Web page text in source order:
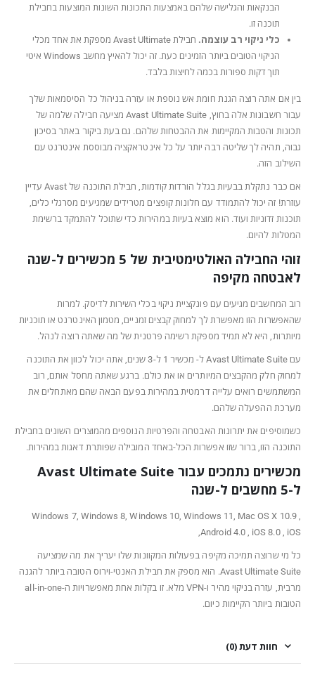
הבנקאות והגלישה שלהם באמצעות התכונות השונות המוצעות בחבילת
תוכנה זו.
כלי ניקוי רב עוצמה.
חבילת Avast Ultimate מספקת את אחד מכלי
הניקוי הטובים ביותר הזמינים כעת. זה יכול להאיץ מחשב Windows איטי
תוך דקות ספורות בכמה לחיצות בלבד.
בין אם אתה רוצה הגנת חומת אש נוספת או עזרה בניהול כל הסיסמאות שלך
עבור חשבונות אלה בחוץ, Avast Ultimate Suite מציעה חבילה שלמה של
תכונות והטבות המקיימות את ההבטחות שלהם. גם בעת ביקור באתר בסיכון
גבוה, תהיה לך שליטה רבה יותר על כל אינטראקציה מבוססת אינטרנט עם
השילוב הזה.
אם כבר נתקלת בבעיות בגלל הורדות קודמות, חבילת התוכנה של Avast עדיין
עוזרת! זה יכול להתמודד עם חלונות קופצים מטרידים שמגיעים מסרגלי כלים,
תוכנות זדוניות ועוד. הוא מוצא בעיות במהירות כדי שתוכל להתמקד ברשימת
המטלות להיום.
זוהי החבילה האולטימטיבית של 5 מכשירים ל-שנה
לאבטחה מקיפה
רוב המחשבים מגיעים עם פונקציית ניקוי בכלי השירות לדיסק. למרות
שהאפשרות הזו מאפשרת לך למחוק קבצים זמניים, מטמון האינטרנט או תוכניות
מיותרות, היא לא תמיד מספקת רשימה פרטנית של מה שאתה רוצה לנהל.
עם Avast Ultimate Suite ל- מכשיר 1 ל-3 שנים, אתה יכול לכוון את התוכנה
למחוק חלק מהקבצים המיותרים או את כולם. ברגע שאתה מחסל אותם, רוב
המשתמשים רואים עלייה דרמטית במהירות בפעם הבאה שהם מאתחלים את
מערכת ההפעלה שלהם.
כשמוסיפים את יתרונות האבטחה והפרטיות הנוספים מהמוצרים השונים בחבילת
התוכנה הזו, ברור שזו אפשרות הכל-באחד המובילה שפותרת דאגות במהירות.
מכשירים נתמכים עבור Avast Ultimate Suite
ל-5 מחשבים ל-שנה
Windows 7, Windows 8, Windows 10, Windows 11, Mac OS X 10.9 ,
Android 4.0 , iOS 8.0 , iOS,
כל מי שרוצה תמיכה מקיפה בפעולות המקוונות שלו יעריך את מה שמציעה
Avast Ultimate Suite. הוא מספק את חבילת האנטי-וירוס הטובה ביותר להגנה
מרבית, עזרה בניקוי מהיר ו-VPN מלא. זו בקלות אחת מאפשרויות ה-all-in-one
הטובות ביותר הקיימות כיום.
חוות דעת (0)